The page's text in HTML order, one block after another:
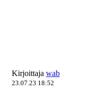
Kirjoittaja wab
23.07.23 18:52